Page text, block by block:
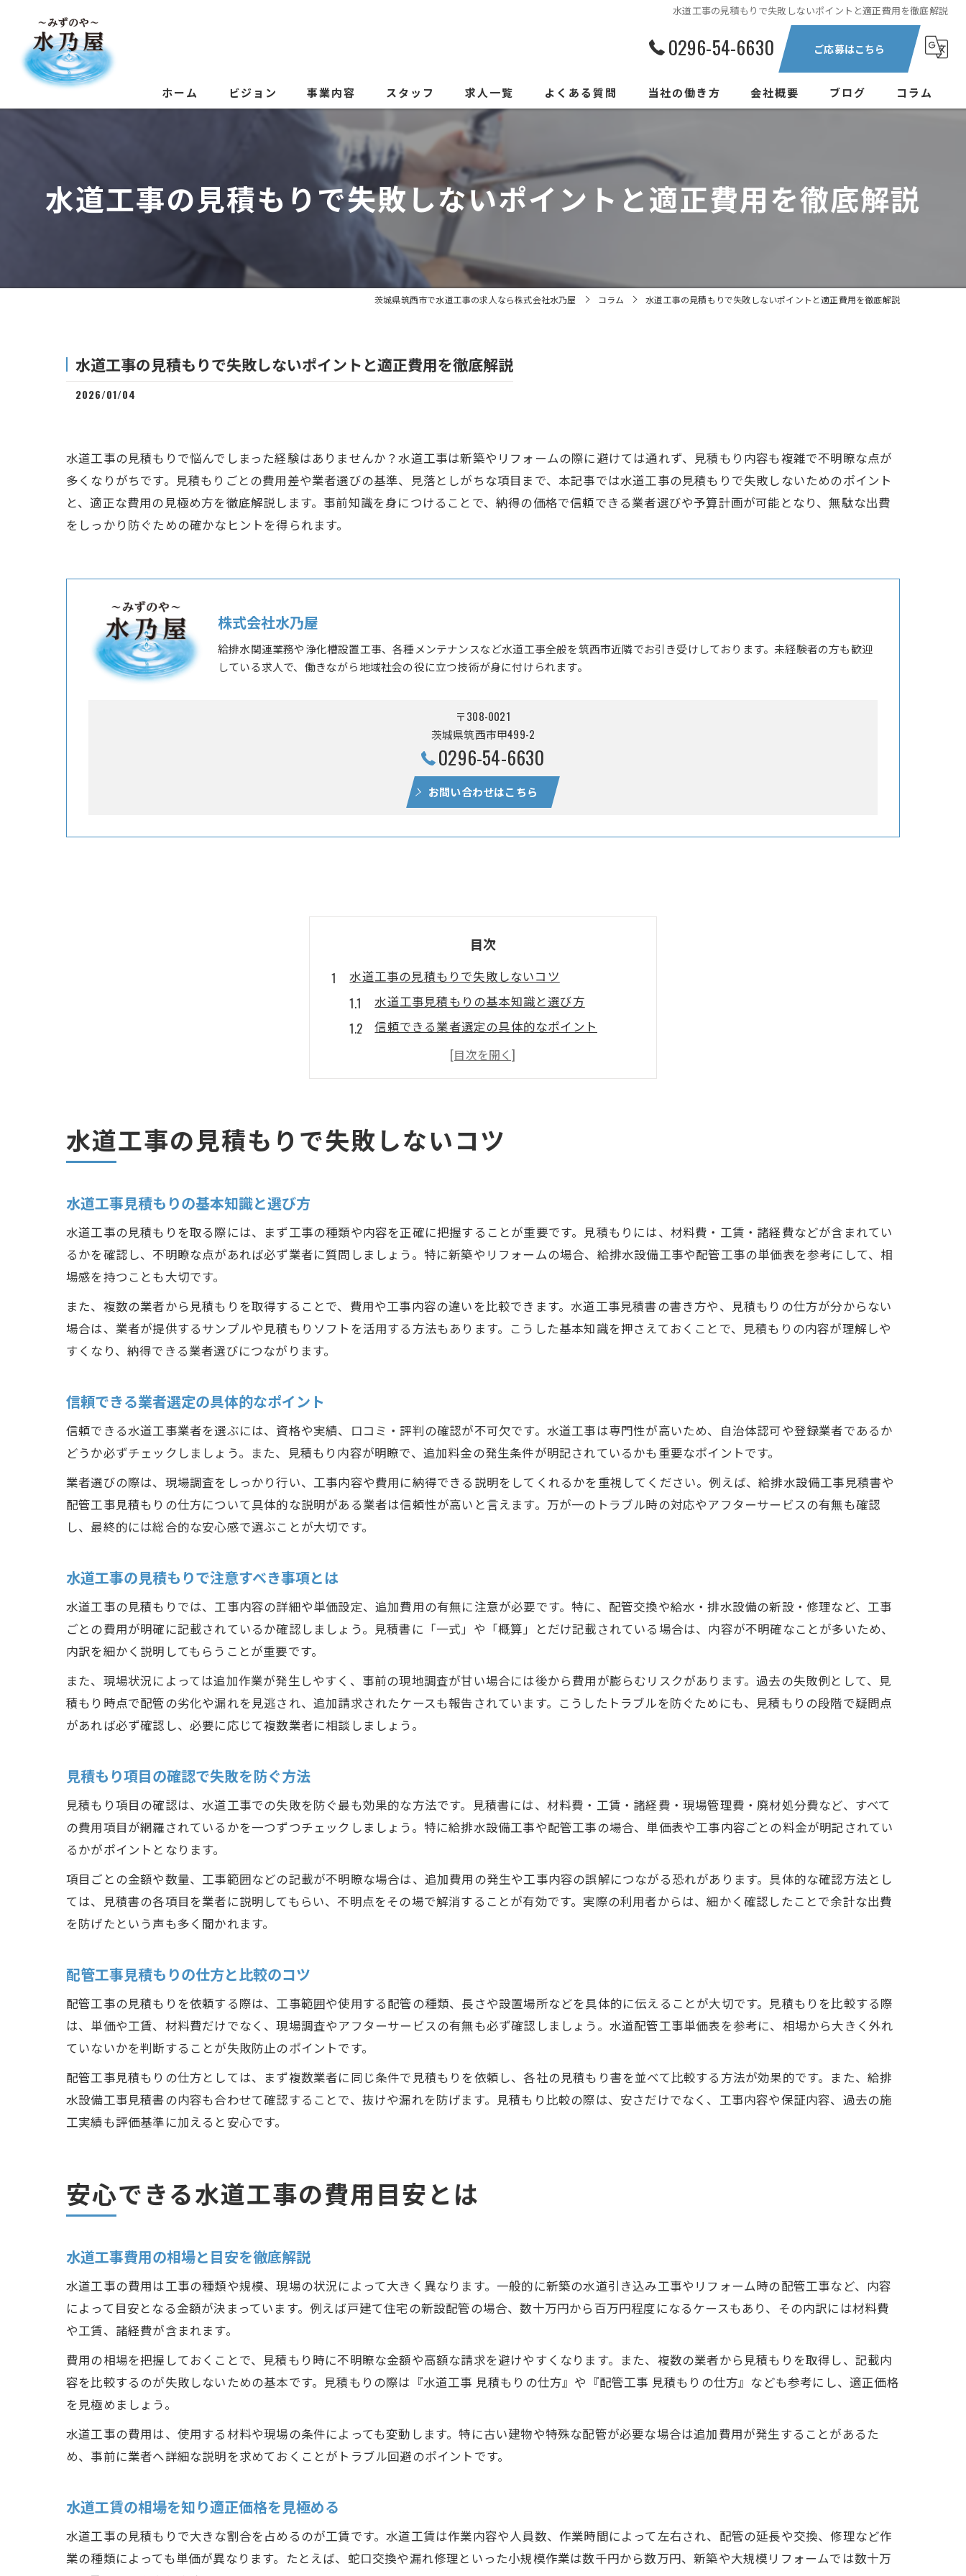
水道工事の見積もりで失敗しないポイントと適正費用を徹底解説
0296-54-6630 ご応募はこちら
ホーム ビジョン 事業内容 スタッフ 求人一覧 よくある質問 当社の働き方
中途
新卒
会社概要 ブログ コラム
水道工事の見積もりで失敗しないポイントと適正費用を徹底解説
茨城県筑西市で水道工事の求人なら株式会社水乃屋 コラム 水道工事の見積もりで失敗しないポイントと適正費用を徹底解説
水道工事の見積もりで失敗しないポイントと適正費用を徹底解説
2026/01/04
水道工事の見積もりで悩んでしまった経験はありませんか？水道工事は新築やリフォームの際に避けては通れず、見積もり内容も複雑で不明瞭な点が
多くなりがちです。見積もりごとの費用差や業者選びの基準、見落としがちな項目まで、本記事では水道工事の見積もりで失敗しないためのポイント
と、適正な費用の見極め方を徹底解説します。事前知識を身につけることで、納得の価格で信頼できる業者選びや予算計画が可能となり、無駄な出費
をしっかり防ぐための確かなヒントを得られます。
株式会社水乃屋
給排水関連業務や浄化槽設置工事、各種メンテナンスなど水道工事全般を筑西市近隣でお引き受けしております。未経験者の方も歓迎
している求人で、働きながら地域社会の役に立つ技術が身に付けられます。
〒308-0021
茨城県筑西市甲499-2
0296-54-6630
お問い合わせはこちら
目次
水道工事の見積もりで失敗しないコツ
水道工事見積もりの基本知識と選び方
信頼できる業者選定の具体的なポイント
水道工事の見積もりで注意すべき事項とは
見積もり項目の確認で失敗を防ぐ方法
安心できる水道工事の費用目安とは
水道工事費用の相場と目安を徹底解説
給排水設備工事の費用目安を把握しよう
見積もりから分かる費用の内訳と注意点
複数業者の水道工事見積もりを比較するコツ
水道工事費用を抑えるための見積もり活用術
適正価格を見極める水道工事見積もりの基準
水道工事見積もりの適正価格はどう判断する
工事内容ごとの費用基準と見積もりの見方
水道工事見積もりで不当請求を防ぐチェック法
水道工事見積もりでよくある追加費用とは
見積書で見落としやすい項目を確認しよう
水道工事の見積もり時に確認したい内訳
配管工事見積もりの漏れやすいポイント
納得できる水道工事見積書の読み解き方
水道工事見積書の書き方と注意点を解説
給排水設備工事見積書の読み解き方の基本
水道工事の見積もりで失敗しないコツ
水道工事見積もりの基本知識と選び方
水道工事の見積もりを取る際には、まず工事の種類や内容を正確に把握することが重要です。見積もりには、材料費・工賃・諸経費などが含まれてい
るかを確認し、不明瞭な点があれば必ず業者に質問しましょう。特に新築やリフォームの場合、給排水設備工事や配管工事の単価表を参考にして、相
場感を持つことも大切です。
また、複数の業者から見積もりを取得することで、費用や工事内容の違いを比較できます。水道工事見積書の書き方や、見積もりの仕方が分からない
場合は、業者が提供するサンプルや見積もりソフトを活用する方法もあります。こうした基本知識を押さえておくことで、見積もりの内容が理解しや
すくなり、納得できる業者選びにつながります。
信頼できる業者選定の具体的なポイント
信頼できる水道工事業者を選ぶには、資格や実績、口コミ・評判の確認が不可欠です。水道工事は専門性が高いため、自治体認可や登録業者であるか
どうか必ずチェックしましょう。また、見積もり内容が明瞭で、追加料金の発生条件が明記されているかも重要なポイントです。
業者選びの際は、現場調査をしっかり行い、工事内容や費用に納得できる説明をしてくれるかを重視してください。例えば、給排水設備工事見積書や
配管工事見積もりの仕方について具体的な説明がある業者は信頼性が高いと言えます。万が一のトラブル時の対応やアフターサービスの有無も確認
し、最終的には総合的な安心感で選ぶことが大切です。
水道工事の見積もりで注意すべき事項とは
水道工事の見積もりでは、工事内容の詳細や単価設定、追加費用の有無に注意が必要です。特に、配管交換や給水・排水設備の新設・修理など、工事
ごとの費用が明確に記載されているか確認しましょう。見積書に「一式」や「概算」とだけ記載されている場合は、内容が不明確なことが多いため、
内訳を細かく説明してもらうことが重要です。
また、現場状況によっては追加作業が発生しやすく、事前の現地調査が甘い場合には後から費用が膨らむリスクがあります。過去の失敗例として、見
積もり時点で配管の劣化や漏れを見逃され、追加請求されたケースも報告されています。こうしたトラブルを防ぐためにも、見積もりの段階で疑問点
があれば必ず確認し、必要に応じて複数業者に相談しましょう。
見積もり項目の確認で失敗を防ぐ方法
見積もり項目の確認は、水道工事での失敗を防ぐ最も効果的な方法です。見積書には、材料費・工賃・諸経費・現場管理費・廃材処分費など、すべて
の費用項目が網羅されているかを一つずつチェックしましょう。特に給排水設備工事や配管工事の場合、単価表や工事内容ごとの料金が明記されてい
るかがポイントとなります。
項目ごとの金額や数量、工事範囲などの記載が不明瞭な場合は、追加費用の発生や工事内容の誤解につながる恐れがあります。具体的な確認方法とし
ては、見積書の各項目を業者に説明してもらい、不明点をその場で解消することが有効です。実際の利用者からは、細かく確認したことで余計な出費
を防げたという声も多く聞かれます。
配管工事見積もりの仕方と比較のコツ
配管工事の見積もりを依頼する際は、工事範囲や使用する配管の種類、長さや設置場所などを具体的に伝えることが大切です。見積もりを比較する際
は、単価や工賃、材料費だけでなく、現場調査やアフターサービスの有無も必ず確認しましょう。水道配管工事単価表を参考に、相場から大きく外れ
ていないかを判断することが失敗防止のポイントです。
配管工事見積もりの仕方としては、まず複数業者に同じ条件で見積もりを依頼し、各社の見積もり書を並べて比較する方法が効果的です。また、給排
水設備工事見積書の内容も合わせて確認することで、抜けや漏れを防げます。見積もり比較の際は、安さだけでなく、工事内容や保証内容、過去の施
工実績も評価基準に加えると安心です。
安心できる水道工事の費用目安とは
水道工事費用の相場と目安を徹底解説
水道工事の費用は工事の種類や規模、現場の状況によって大きく異なります。一般的に新築の水道引き込み工事やリフォーム時の配管工事など、内容
によって目安となる金額が決まっています。例えば戸建て住宅の新設配管の場合、数十万円から百万円程度になるケースもあり、その内訳には材料費
や工賃、諸経費が含まれます。
費用の相場を把握しておくことで、見積もり時に不明瞭な金額や高額な請求を避けやすくなります。また、複数の業者から見積もりを取得し、記載内
容を比較するのが失敗しないための基本です。見積もりの際は『水道工事 見積もりの仕方』や『配管工事 見積もりの仕方』なども参考にし、適正価格
を見極めましょう。
水道工事の費用は、使用する材料や現場の条件によっても変動します。特に古い建物や特殊な配管が必要な場合は追加費用が発生することがあるた
め、事前に業者へ詳細な説明を求めておくことがトラブル回避のポイントです。
水道工賃の相場を知り適正価格を見極める
水道工事の見積もりで大きな割合を占めるのが工賃です。水道工賃は作業内容や人員数、作業時間によって左右され、配管の延長や交換、修理など作
業の種類によっても単価が異なります。たとえば、蛇口交換や漏れ修理といった小規模作業は数千円から数万円、新築や大規模リフォームでは数十万